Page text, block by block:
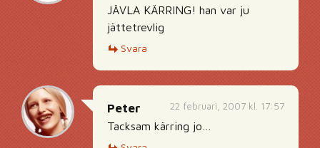
JÄVLA KÄRRING! han var ju
jättetrevlig
Svara
22 februari, 2007 kl. 17:57
Peter
Tacksam kärring jo…